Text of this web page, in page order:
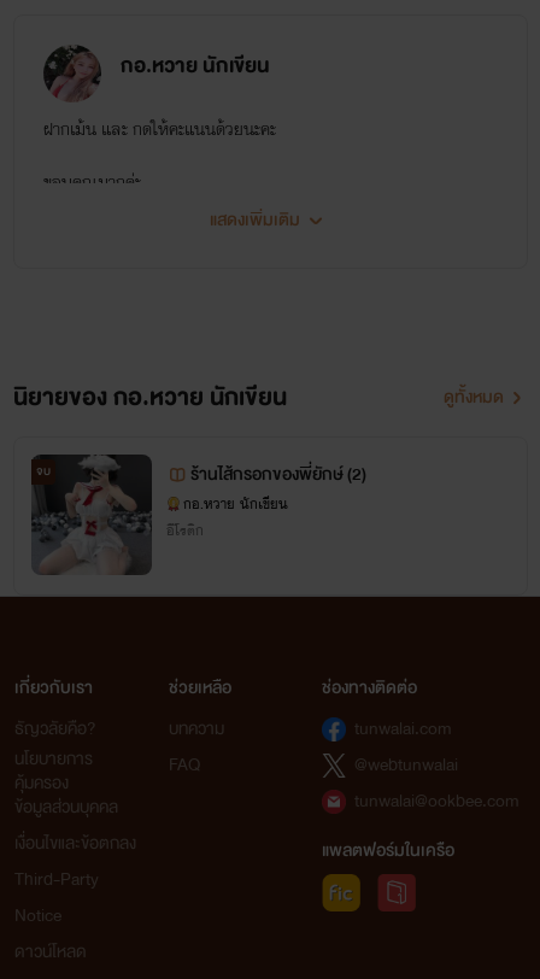
กอ.หวาย นักเขียน
ฝากเม้น และ กดให้คะแนนด้วยนะคะ
ขอบคุณมากค่ะ
แสดงเพิ่มเติม
นิยายของ กอ.หวาย นักเขียน ดูทั้งหมด
จบ ร้านไส้กรอกของพี่ยักษ์ (2)
กอ.หวาย นักเขียน
อีโรติก
เกี่ยวกับเรา
ธัญวลัยคือ?
นโยบายการ
คุ้มครอง
ข้อมูลส่วนบุคคล
เงื่อนไขและข้อตกลง
Third-Party
Notice
ดาวน์โหลด
ช่วยเหลือ
บทความ
FAQ
ช่องทางติดต่อ
tunwalai.com
@webtunwalai
tunwalai@ookbee.com
แพลตฟอร์มในเครือ